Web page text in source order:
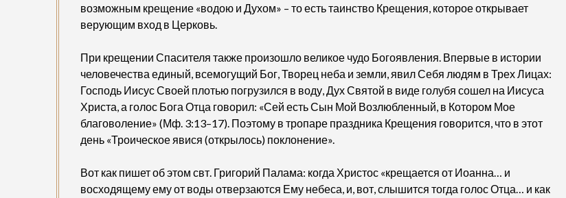
возможным крещение «водою и Духом» – то есть таинство Крещения, которое открывает
верующим вход в Церковь.
При крещении Спасителя также произошло великое чудо Богоявления. Впервые в истории
человечества единый, всемогущий Бог, Творец неба и земли, явил Себя людям в Трех Лицах:
Господь Иисус Своей плотью погрузился в воду, Дух Святой в виде голубя сошел на Иисуса
Христа, а голос Бога Отца говорил: «Сей есть Сын Мой Возлюбленный, в Котором Мое
благоволение» (Мф. 3:13–17). Поэтому в тропаре праздника Крещения говорится, что в этот
день «Троическое явися (открылось) поклонение».
Вот как пишет об этом свт. Григорий Палама: когда Христос «крещается от Иоанна… и
восходящему ему от воды отверзаются Ему небеса, и, вот, слышится тогда голос Отца… и как